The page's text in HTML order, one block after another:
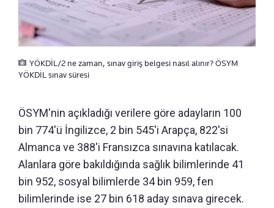
YÖKDİL/2 ne zaman, sınav giriş belgesi nasıl alınır? ÖSYM
YÖKDİL sınav süresi
ÖSYM'nin açıkladığı verilere göre adayların 100
bin 774'ü İngilizce, 2 bin 545'i Arapça, 822'si
Almanca ve 388'i Fransızca sınavına katılacak.
Alanlara göre bakıldığında sağlık bilimlerinde 41
bin 952, sosyal bilimlerde 34 bin 959, fen
bilimlerinde ise 27 bin 618 aday sınava girecek.